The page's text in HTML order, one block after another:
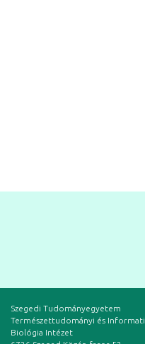
Szegedi Tudományegyetem
Természettudományi és
Biológia Intézet